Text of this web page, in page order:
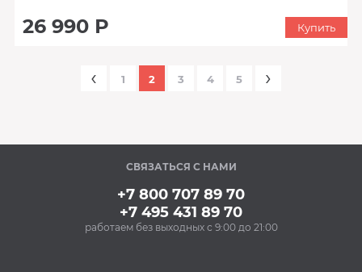
26 990 Р Купить
‹ 1 2 3 4 5 ›
СВЯЗАТЬСЯ С НАМИ
+7 800 707 89 70
+7 495 431 89 70
работаем без выходных с 9:00 до 21:00